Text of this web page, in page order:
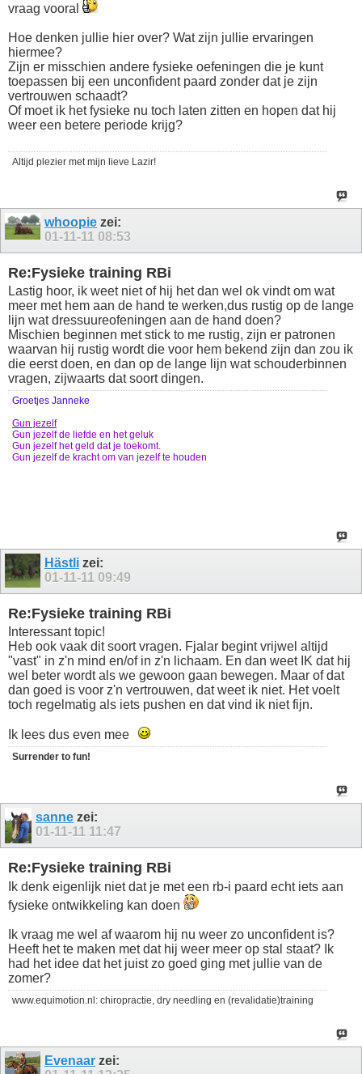
vraag vooral
Hoe denken jullie hier over? Wat zijn jullie ervaringen
hiermee?
Zijn er misschien andere fysieke oefeningen die je kunt
toepassen bij een unconfident paard zonder dat je zijn
vertrouwen schaadt?
Of moet ik het fysieke nu toch laten zitten en hopen dat hij
weer een betere periode krijg?
Altijd plezier met mijn lieve Lazir!
whoopie zei:
01-11-11 08:53
Re:Fysieke training RBi
Lastig hoor, ik weet niet of hij het dan wel ok vindt om wat
meer met hem aan de hand te werken,dus rustig op de lange
lijn wat dressuureofeningen aan de hand doen?
Mischien beginnen met stick to me rustig, zijn er patronen
waarvan hij rustig wordt die voor hem bekend zijn dan zou ik
die eerst doen, en dan op de lange lijn wat schouderbinnen
vragen, zijwaarts dat soort dingen.
Groetjes Janneke
Gun jezelf
Gun jezelf de liefde en het geluk
Gun jezelf het geld dat je toekomt.
Gun jezelf de kracht om van jezelf te houden
Hästli zei:
01-11-11 09:49
Re:Fysieke training RBi
Interessant topic!
Heb ook vaak dit soort vragen. Fjalar begint vrijwel altijd
"vast" in z'n mind en/of in z'n lichaam. En dan weet IK dat hij
wel beter wordt als we gewoon gaan bewegen. Maar of dat
dan goed is voor z'n vertrouwen, dat weet ik niet. Het voelt
toch regelmatig als iets pushen en dat vind ik niet fijn.
Ik lees dus even mee
Surrender to fun!
sanne zei:
01-11-11 11:47
Re:Fysieke training RBi
Ik denk eigenlijk niet dat je met een rb-i paard echt iets aan
fysieke ontwikkeling kan doen
Ik vraag me wel af waarom hij nu weer zo unconfident is?
Heeft het te maken met dat hij weer meer op stal staat? Ik
had het idee dat het juist zo goed ging met jullie van de
zomer?
www.equimotion.nl: chiropractie, dry needling en (revalidatie)training
Evenaar zei: